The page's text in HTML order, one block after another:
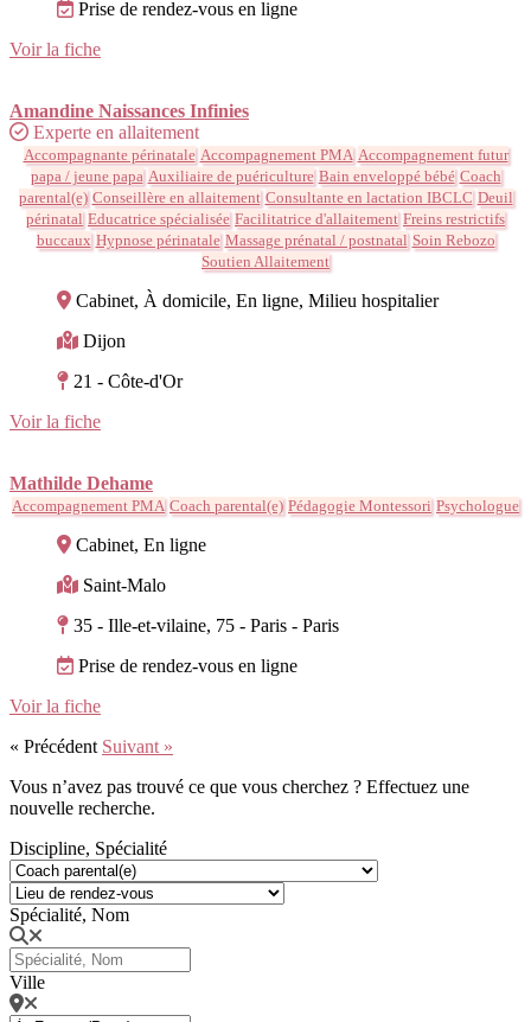
Prise de rendez-vous en ligne
Voir la fiche
Amandine Naissances Infinies
Experte en allaitement
Accompagnante périnatale Accompagnement PMA Accompagnement futur
papa / jeune papa Auxiliaire de puériculture Bain enveloppé bébé Coach
parental(e) Conseillère en allaitement Consultante en lactation IBCLC Deuil
périnatal Educatrice spécialisée Facilitatrice d'allaitement Freins restrictifs
buccaux Hypnose périnatale Massage prénatal / postnatal Soin Rebozo
Soutien Allaitement
Cabinet, À domicile, En ligne, Milieu hospitalier
Dijon
21 - Côte-d'Or
Voir la fiche
Mathilde Dehame
Accompagnement PMA Coach parental(e) Pédagogie Montessori Psychologue
Cabinet, En ligne
Saint-Malo
35 - Ille-et-vilaine, 75 - Paris - Paris
Prise de rendez-vous en ligne
Voir la fiche
« Précédent Suivant »
Vous n’avez pas trouvé ce que vous cherchez ? Effectuez une
nouvelle recherche.
Discipline, Spécialité
Spécialité, Nom
Ville